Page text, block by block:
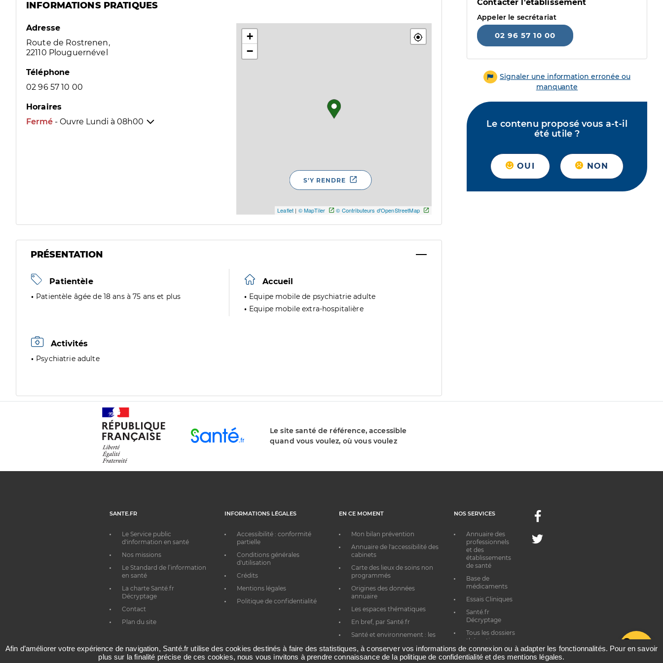
INFORMATIONS PRATIQUES
Adresse
Route de Rostrenen,
22110 Plouguernével
Téléphone
02 96 57 10 00
Horaires
Fermé - Ouvre Lundi à 08h00
+
−
Leaflet | © MapTiler © Contributeurs d'OpenStreetMap
S'Y RENDRE
PRÉSENTATION
Patientèle
Patientèle âgée de 18 ans à 75 ans et plus
Accueil
Equipe mobile de psychiatrie adulte
Equipe mobile extra-hospitalière
Activités
Psychiatrie adulte
Contacter l'établissement
Appeler le secrétariat
02 96 57 10 00
Signaler une information erronée ou
manquante
Le contenu proposé vous a-t-il
été utile ?
OUI NON
Le site santé de référence, accessible
quand vous voulez, où vous voulez
SANTE.FR
Le Service public
d'information en santé
Nos missions
Le Standard de l’information
en santé
La charte Santé.fr
Décryptage
Contact
Plan du site
INFORMATIONS LÉGALES
Accessibilité : conformité
partielle
Conditions générales
d'utilisation
Crédits
Mentions légales
Politique de confidentialité
EN CE MOMENT
Mon bilan prévention
Annuaire de l'accessibilité des
cabinets
Carte des lieux de soins non
programmés
Origines des données
annuaire
Les espaces thématiques
En bref, par Santé.fr
Santé et environnement : les
NOS SERVICES
Annuaire des
professionnels
et des
établissements
de santé
Base de
médicaments
Essais Cliniques
Santé.fr
Décryptage
Tous les dossiers
thématiques
Facebook
Twitter
Afin d’améliorer votre expérience de navigation, Santé.fr utilise des cookies destinés à faire des statistiques, à conserver vos informations de connexion ou à adapter les fonctionnalités. Pour en savoir
plus sur la finalité précise de ces cookies, nous vous invitons à prendre connaissance de la politique de confidentialité et des mentions légales.